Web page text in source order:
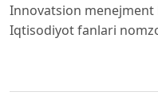
Innovatsion menejment
Iqtisodiyot fanlari